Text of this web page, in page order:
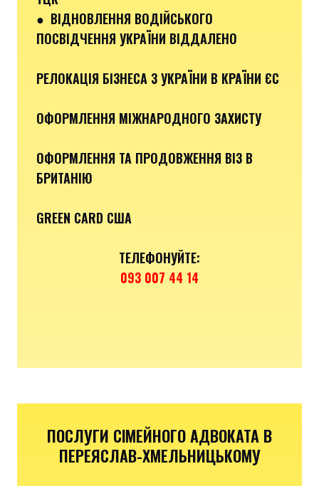
● ВІДНОВЛЕННЯ ВОДІЙСЬКОГО
ПОСВІДЧЕННЯ УКРАЇНИ ВІДДАЛЕНО
РЕЛОКАЦІЯ БІЗНЕСА З УКРАЇНИ В КРАЇНИ ЄС
ОФОРМЛЕННЯ МІЖНАРОДНОГО ЗАХИСТУ
ОФОРМЛЕННЯ ТА ПРОДОВЖЕННЯ ВІЗ В
БРИТАНІЮ
GREEN CARD США
ТЕЛЕФОНУЙТЕ:
093 007 44 14
ПОСЛУГИ СІМЕЙНОГО АДВОКАТА В
ПЕРЕЯСЛАВ-ХМЕЛЬНИЦЬКОМУ